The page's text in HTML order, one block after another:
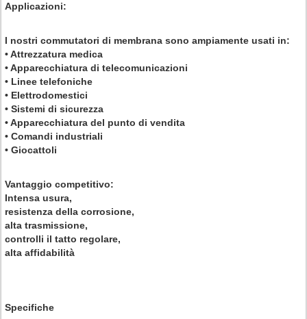
Applicazioni:
I nostri commutatori di membrana sono ampiamente usati in:
• Attrezzatura medica
• Apparecchiatura di telecomunicazioni
• Linee telefoniche
• Elettrodomestici
• Sistemi di sicurezza
• Apparecchiatura del punto di vendita
• Comandi industriali
• Giocattoli
Vantaggio competitivo:
Intensa usura,
resistenza della corrosione,
alta trasmissione,
controlli il tatto regolare,
alta affidabilità
Specifiche